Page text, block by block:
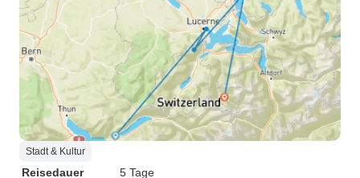
Stadt & Kultur
Reisedauer 5 Tage